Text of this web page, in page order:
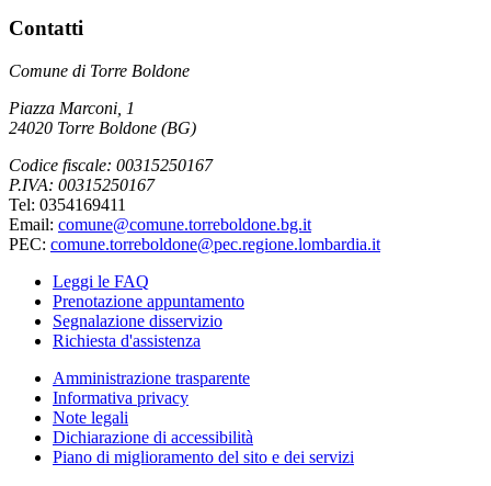
Contatti
Comune di Torre Boldone
Piazza Marconi, 1
24020 Torre Boldone (BG)
Codice fiscale: 00315250167
P.IVA: 00315250167
Tel: 0354169411
Email: comune@comune.torreboldone.bg.it
PEC: comune.torreboldone@pec.regione.lombardia.it
Leggi le FAQ
Prenotazione appuntamento
Segnalazione disservizio
Richiesta d'assistenza
Amministrazione trasparente
Informativa privacy
Note legali
Dichiarazione di accessibilità
Piano di miglioramento del sito e dei servizi